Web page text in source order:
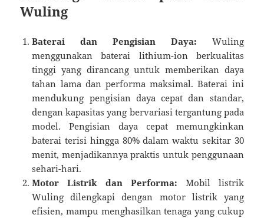
Wuling
Baterai dan Pengisian Daya: Wuling
menggunakan baterai lithium-ion berkualitas
tinggi yang dirancang untuk memberikan daya
tahan lama dan performa maksimal. Baterai ini
mendukung pengisian daya cepat dan standar,
dengan kapasitas yang bervariasi tergantung pada
model. Pengisian daya cepat memungkinkan
baterai terisi hingga 80% dalam waktu sekitar 30
menit, menjadikannya praktis untuk penggunaan
sehari-hari.
Motor Listrik dan Performa: Mobil listrik
Wuling dilengkapi dengan motor listrik yang
efisien, mampu menghasilkan tenaga yang cukup